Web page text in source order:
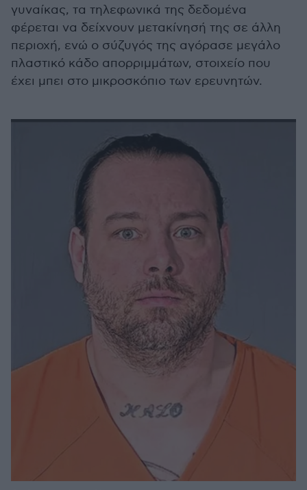
γυναίκας, τα τηλεφωνικά της δεδομένα
φέρεται να δείχνουν μετακίνησή της σε άλλη
περιοχή, ενώ ο σύζυγός της αγόρασε μεγάλο
πλαστικό κάδο απορριμμάτων, στοιχείο που
έχει μπει στο μικροσκόπιο των ερευνητών.